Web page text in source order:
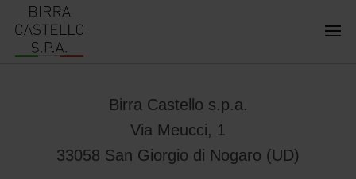
Birra Castello s.p.a.
Via Meucci, 1
33058 San Giorgio di Nogaro (UD)